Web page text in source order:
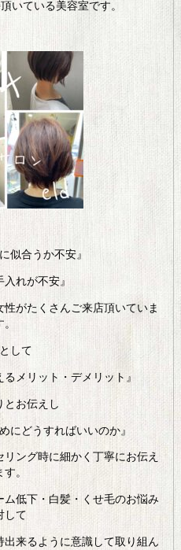
いている美容室です。
似合うか不安』
れが不安』
がたくさんご来店頂いていま
して
メリット・デメリット』
とお伝えし
にどうすればいいのか』
ング時に細かく丁寧にお伝え
す。
低下・白髪・くせ毛のお悩み
して
来るように意識して取り組ん